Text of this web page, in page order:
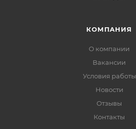
КОМПАНИЯ
О компании
Вакансии
Условия работы
Новости
Отзывы
Контакты